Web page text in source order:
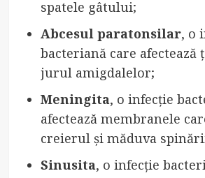
spatele gâtului;
Abcesul paratonsilar, o
bacteriană care afectează
jurul amigdalelor;
Meningita, o infecție
afectează membranele
creierul și măduva
Sinusita, o infecție